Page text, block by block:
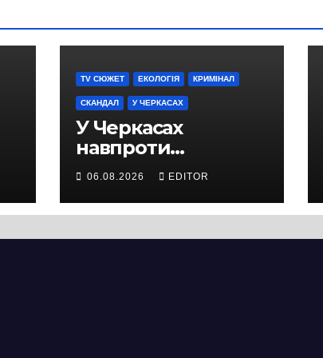
TV СЮЖЕТ ЕКОЛОГІЯ КРИМІНАЛ
СКАНДАЛ У ЧЕРКАСАХ
У Черкасах
навпроти
будівництва
нового
супермаркету
06.08.2026 EDITOR